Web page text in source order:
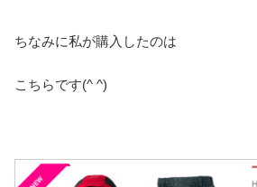
ちなみに私が購入したのは
こちらです(^ ^)